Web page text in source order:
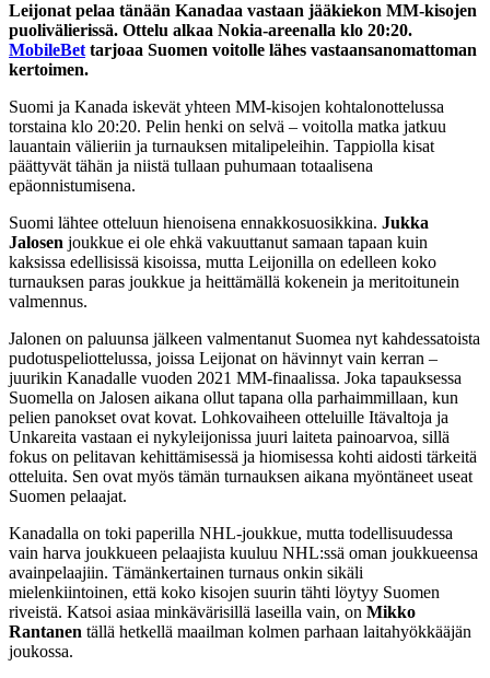
Leijonat pelaa tänään Kanadaa vastaan jääkiekon MM-kisojen
puolivälierissä. Ottelu alkaa Nokia-areenalla klo 20:20.
MobileBettarjoaa Suomen voitolle lähes vastaansanomattoman
kertoimen.
Suomi ja Kanada iskevät yhteen MM-kisojen kohtalonottelussa
torstaina klo 20:20. Pelin henki on selvä – voitolla matka jatkuu
lauantain välieriin ja turnauksen mitalipeleihin. Tappiolla kisat
päättyvät tähän ja niistä tullaan puhumaan totaalisena
epäonnistumisena.
Suomi lähtee otteluun hienoisena ennakkosuosikkina. Jukka
Jalosen joukkue ei ole ehkä vakuuttanut samaan tapaan kuin
kaksissa edellisissä kisoissa, mutta Leijonilla on edelleen koko
turnauksen paras joukkue ja heittämällä kokenein ja meritoitunein
valmennus.
Jalonen on paluunsa jälkeen valmentanut Suomea nyt kahdessatoista
pudotuspeliottelussa, joissa Leijonat on hävinnyt vain kerran –
juurikin Kanadalle vuoden 2021 MM-finaalissa. Joka tapauksessa
Suomella on Jalosen aikana ollut tapana olla parhaimmillaan, kun
pelien panokset ovat kovat. Lohkovaiheen otteluille Itävaltoja ja
Unkareita vastaan ei nykyleijonissa juuri laiteta painoarvoa, sillä
fokus on pelitavan kehittämisessä ja hiomisessa kohti aidosti tärkeitä
otteluita. Sen ovat myös tämän turnauksen aikana myöntäneet useat
Suomen pelaajat.
Kanadalla on toki paperilla NHL-joukkue, mutta todellisuudessa
vain harva joukkueen pelaajista kuuluu NHL:ssä oman joukkueensa
avainpelaajiin. Tämänkertainen turnaus onkin sikäli
mielenkiintoinen, että koko kisojen suurin tähti löytyy Suomen
riveistä. Katsoi asiaa minkävärisillä laseilla vain, on Mikko
Rantanen tällä hetkellä maailman kolmen parhaan laitahyökkääjän
joukossa.